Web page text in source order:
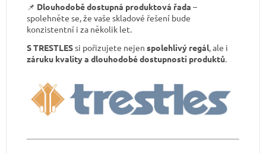
📌 Dlouhodobě dostupná produktová řada –
spolehněte se, že vaše skladové řešení bude
konzistentní i za několik let.
S TRESTLESsi pořizujete nejen spolehlivý regál, ale i
záruku kvality a dlouhodobé dostupnosti produktů.